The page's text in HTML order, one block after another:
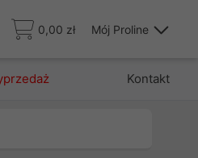
0,00 zł Mój Proline
Kontakt